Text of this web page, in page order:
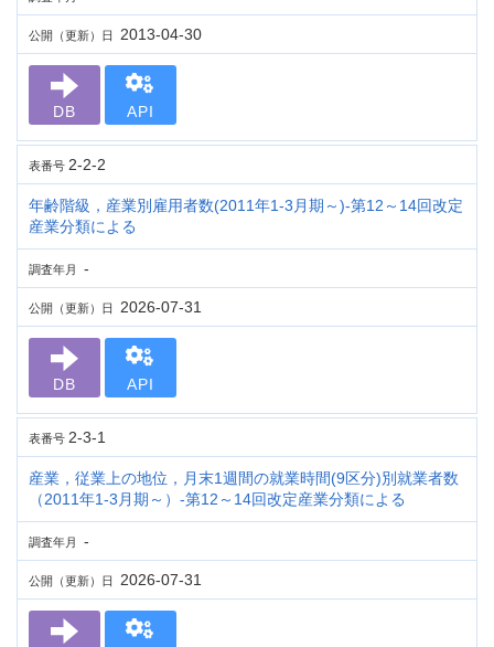
公開（更新）日 2013-04-30
DB API
表番号 2-2-2
年齢階級，産業別雇用者数(2011年1-3月期～)-第12～14回改定
産業分類による
調査年月 -
公開（更新）日 2026-07-31
DB API
表番号 2-3-1
産業，従業上の地位，月末1週間の就業時間(9区分)別就業者数
（2011年1-3月期～）-第12～14回改定産業分類による
調査年月 -
公開（更新）日 2026-07-31